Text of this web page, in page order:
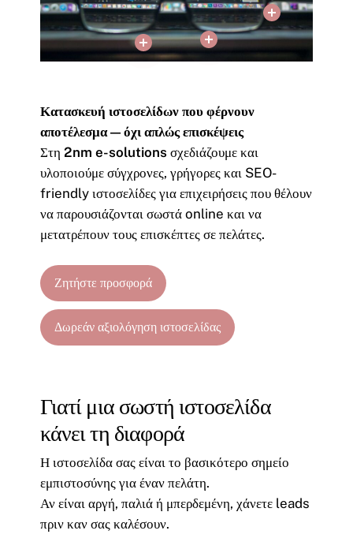
Κατασκευή ιστοσελίδων που φέρνουν
αποτέλεσμα — όχι απλώς επισκέψεις
Στη 2nm e-solutions σχεδιάζουμε και
υλοποιούμε σύγχρονες, γρήγορες και SEO-
friendly ιστοσελίδες για επιχειρήσεις που θέλουν
να παρουσιάζονται σωστά online και να
μετατρέπουν τους επισκέπτες σε πελάτες.
Ζητήστε προσφορά
Δωρεάν αξιολόγηση ιστοσελίδας
Γιατί μια σωστή ιστοσελίδα
κάνει τη διαφορά
Η ιστοσελίδα σας είναι το βασικότερο σημείο
εμπιστοσύνης για έναν πελάτη.
Αν είναι αργή, παλιά ή μπερδεμένη, χάνετε leads
πριν καν σας καλέσουν.